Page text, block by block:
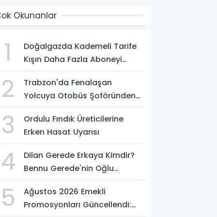
Okunanlar
1
Doğalgazda Kademeli Tarife
Kışın Daha Fazla Aboneyi
2
Trabzon'da Fenalaşan
Yolcuya Otobüs Şoföründen
3
Ordulu Fındık Üreticilerine
Erken Hasat Uyarısı
4
Dilan Gerede Erkaya Kimdir?
Bennu Gerede'nin Oğlu
5
Ağustos 2026 Emekli
Promosyonları Güncellendi: